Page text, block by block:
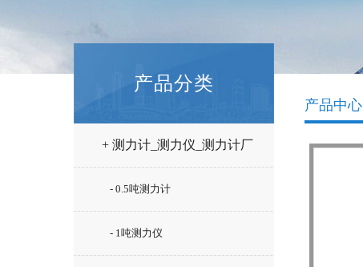
产品分类
+ 测力计_测力仪_测力计厂
- 0.5吨测力计
- 1吨测力仪
产品中心